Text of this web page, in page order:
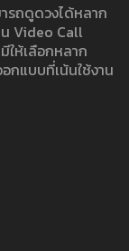
รถดูดวงได้หลาก
Video Call
ห้เลือกหลาก
กแบบที่เน้นใช้งาน